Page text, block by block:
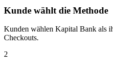
Kunde wählt die Methode
Kunden wählen Kapital Bank als
Checkouts.
2